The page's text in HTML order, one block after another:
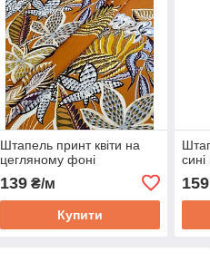
Штапель принт квіти на
цегляному фоні
139₴/м
Купити
159